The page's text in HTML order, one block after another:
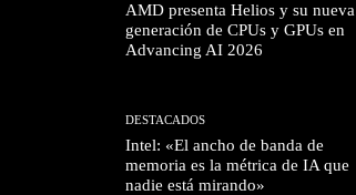
AMD presenta Helios y su nueva
generación de CPUs y GPUs en
Advancing AI 2026
DESTACADOS
Intel: «El ancho de banda de
memoria es la métrica de IA que
nadie está mirando»